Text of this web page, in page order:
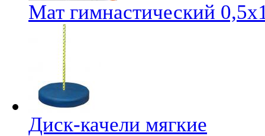
Мат гимнастический
Диск-качели мягкие